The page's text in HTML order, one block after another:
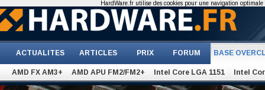
ACTUALITES ARTICLES PRIX FORUM BASE
AMD FX AM3+ AMD APU FM2/FM2+ Intel Core LGA 1151 Intel
HardWare.fr utilise des cookies pour une navigation